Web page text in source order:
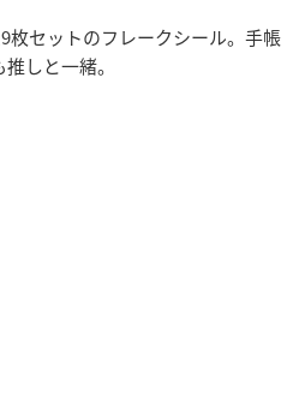
枚セットのフレークシール。手帳
しと一緒。